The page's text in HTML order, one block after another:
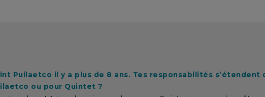
Puilaetco il y a plus de 8 ans. Tes responsabilités
ou pour Quintet ?